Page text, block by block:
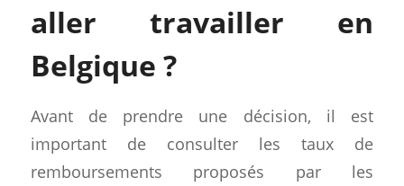
aller travailler en
Belgique ?
Avant de prendre une décision, il est
important de consulter les taux de
remboursements proposés par les